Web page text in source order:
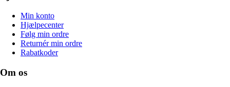
Min konto
Hjælpecenter
Følg min ordre
Returnér min ordre
Rabatkoder
Om os